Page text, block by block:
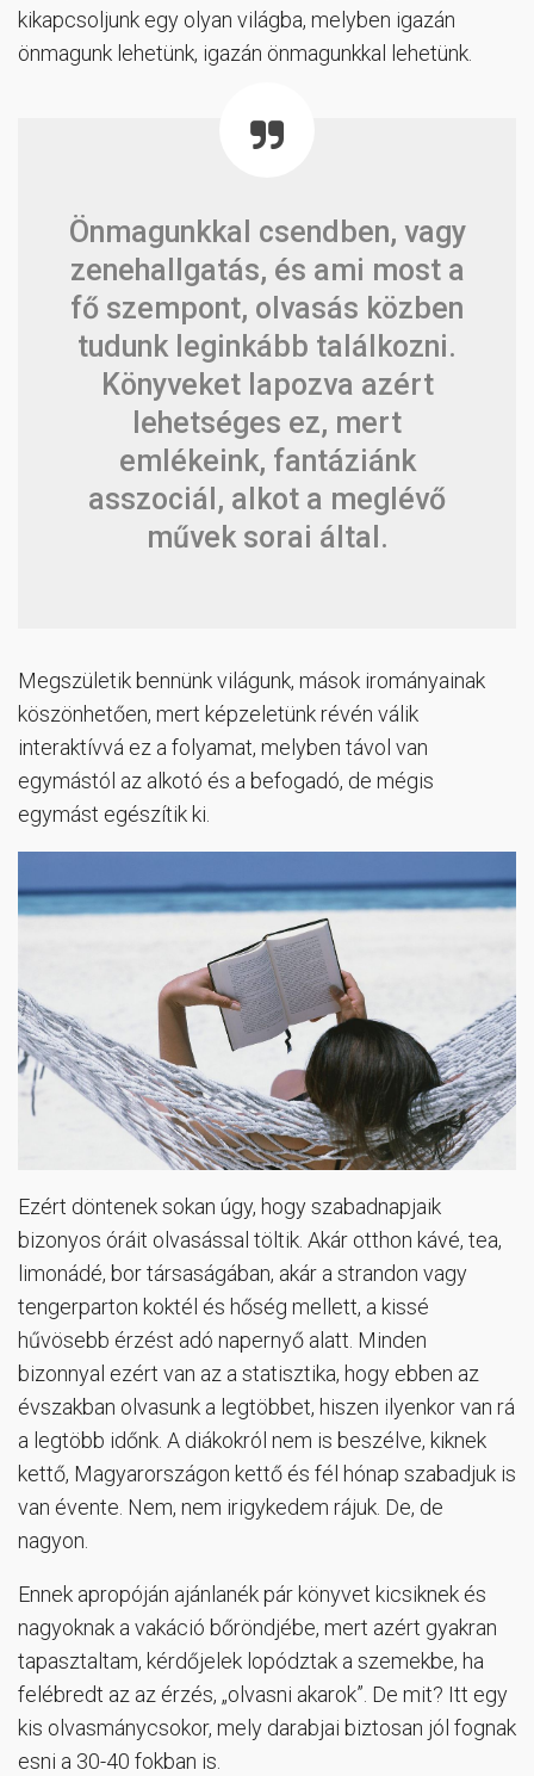
kikapcsoljunk egy olyan világba, melyben igazán
önmagunk lehetünk, igazán önmagunkkal lehetünk.
Önmagunkkal csendben, vagy
zenehallgatás, és ami most a
fő szempont, olvasás közben
tudunk leginkább találkozni.
Könyveket lapozva azért
lehetséges ez, mert
emlékeink, fantáziánk
asszociál, alkot a meglévő
művek sorai által.
Megszületik bennünk világunk, mások irományainak
köszönhetően, mert képzeletünk révén válik
interaktívvá ez a folyamat, melyben távol van
egymástól az alkotó és a befogadó, de mégis
egymást egészítik ki.
Ezért döntenek sokan úgy, hogy szabadnapjaik
bizonyos óráit olvasással töltik. Akár otthon kávé, tea,
limonádé, bor társaságában, akár a strandon vagy
tengerparton koktél és hőség mellett, a kissé
hűvösebb érzést adó napernyő alatt. Minden
bizonnyal ezért van az a statisztika, hogy ebben az
évszakban olvasunk a legtöbbet, hiszen ilyenkor van rá
a legtöbb időnk. A diákokról nem is beszélve, kiknek
kettő, Magyarországon kettő és fél hónap szabadjuk is
van évente. Nem, nem irigykedem rájuk. De, de
nagyon.
Ennek apropóján ajánlanék pár könyvet kicsiknek és
nagyoknak a vakáció bőröndjébe, mert azért gyakran
tapasztaltam, kérdőjelek lopództak a szemekbe, ha
felébredt az az érzés, „olvasni akarok”. De mit? Itt egy
kis olvasmánycsokor, mely darabjai biztosan jól fognak
esni a 30-40 fokban is.